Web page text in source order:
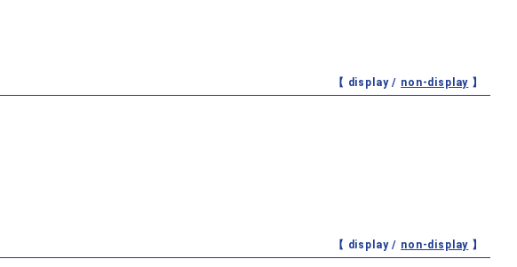
【 display / non-display 】
【 display / non-display 】